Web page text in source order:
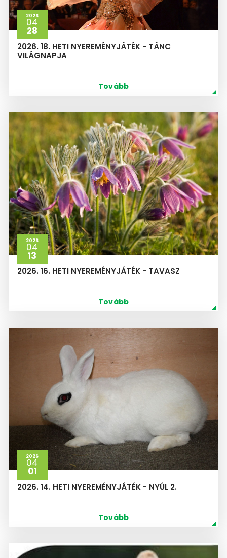
2026
04
28
2026. 18. HETI NYEREMÉNYJÁTÉK - TÁNC
VILÁGNAPJA
Tovább
2026
04
13
2026. 16. HETI NYEREMÉNYJÁTÉK - TAVASZ
Tovább
2026
04
01
2026. 14. HETI NYEREMÉNYJÁTÉK - NYÚL 2.
Tovább